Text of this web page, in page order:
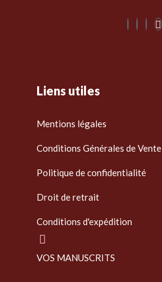
Liens utiles
Mentions légales
Conditions Générales de Vente
Politique de confidentialité
Droit de retrait
Conditions d'expédition
VOS MANUSCRITS